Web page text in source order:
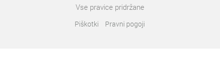
Vse pravice pridržane
Piškotki Pravni pogoji